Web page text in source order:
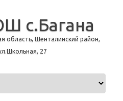
с.Багана
область, Шенталинский район,
27